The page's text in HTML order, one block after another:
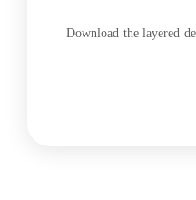
Download the layered